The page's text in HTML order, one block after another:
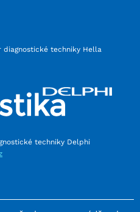
techniky Hella
techniky Delphi